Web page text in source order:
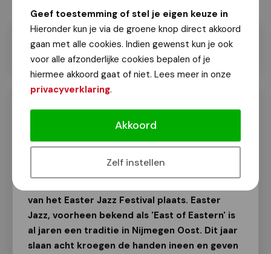
Geef toestemming of stel je eigen keuze in
Hieronder kun je via de groene knop direct akkoord
gaan met alle cookies. Indien gewenst kun je ook
voor alle afzonderlijke cookies bepalen of je
hiermee akkoord gaat of niet. Lees meer in onze
privacyverklaring.
Akkoord
Zelf instellen
Nijmegen Oost in de ban van jazz op
tweede paasdag
Van onze redactie
van het Easter Jazz Festival plaats. Easter
Jazz, voorheen bekend als 'East of Eastern' is
al jaren een traditie in Nijmegen Oost. Dit jaar
slaan acht kroegen de handen ineen en geven